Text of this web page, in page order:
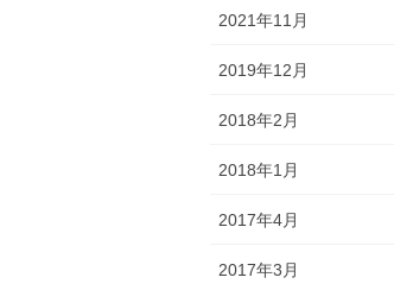
2021年11月
2019年12月
2018年2月
2018年1月
2017年4月
2017年3月